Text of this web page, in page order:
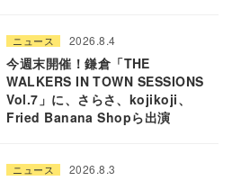
ニュース 2026.8.4
今週末開催！鎌倉「THE
WALKERS IN TOWN SESSIONS
Vol.7」に、さらさ、kojikoji、
Fried Banana Shopら出演
ニュース 2026.8.3